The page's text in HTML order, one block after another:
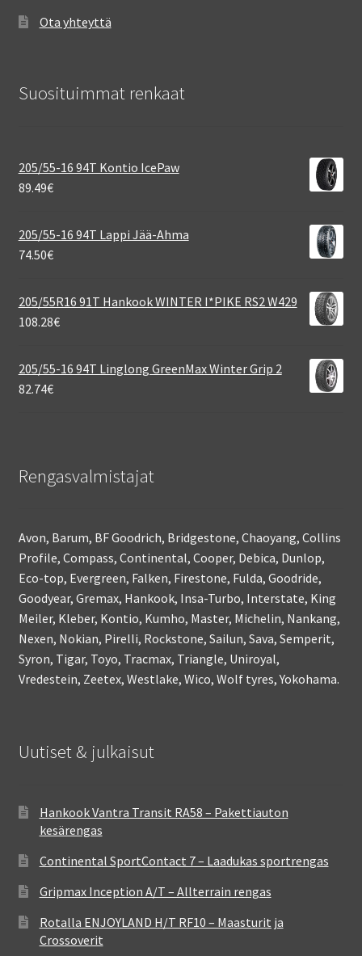
Ota yhteyttä
Suosituimmat renkaat
205/55-16 94T Kontio IcePaw
89.49€
205/55-16 94T Lappi Jää-Ahma
74.50€
205/55R16 91T Hankook WINTER I*PIKE RS2 W429
108.28€
205/55-16 94T Linglong GreenMax Winter Grip 2
82.74€
Rengasvalmistajat
Avon, Barum, BF Goodrich, Bridgestone, Chaoyang, Collins
Profile, Compass, Continental, Cooper, Debica, Dunlop,
Eco-top, Evergreen, Falken, Firestone, Fulda, Goodride,
Goodyear, Gremax, Hankook, Insa-Turbo, Interstate, King
Meiler, Kleber, Kontio, Kumho, Master, Michelin, Nankang,
Nexen, Nokian, Pirelli, Rockstone, Sailun, Sava, Semperit,
Syron, Tigar, Toyo, Tracmax, Triangle, Uniroyal,
Vredestein, Zeetex, Westlake, Wico, Wolf tyres, Yokohama.
Uutiset & julkaisut
Hankook Vantra Transit RA58 – Pakettiauton
kesärengas
Continental SportContact 7 – Laadukas sportrengas
Gripmax Inception A/T – Allterrain rengas
Rotalla ENJOYLAND H/T RF10 – Maasturit ja
Crossoverit